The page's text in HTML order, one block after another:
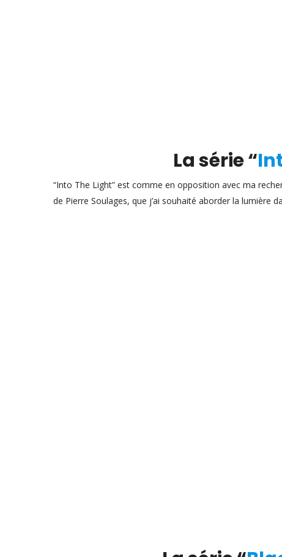
La série “
“Into The Light” est comme en opposition avec ma
de Pierre Soulages, que j’ai souhaité aborder la lumière